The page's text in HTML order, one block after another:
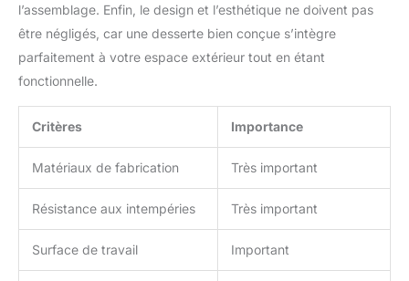
l’assemblage. Enfin, le design et l’esthétique ne doivent pas
être négligés, car une desserte bien conçue s’intègre
parfaitement à votre espace extérieur tout en étant
fonctionnelle.
Critères Importance
Matériaux de fabrication Très important
Résistance aux intempéries Très important
Surface de travail Important